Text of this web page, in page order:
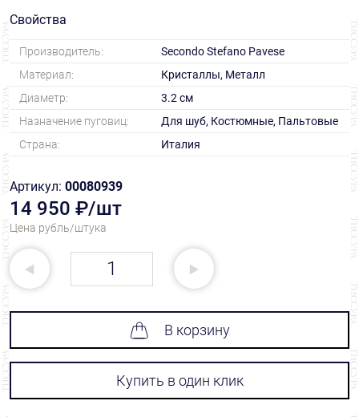
Свойства
Производитель:
Secondo Stefano Pavese
Материал:
Кристаллы, Металл
Диаметр:
3.2 см
Назначение пуговиц:
Для шуб, Костюмные, Пальтовые
Страна:
Италия
Артикул: 00080939
14 950 ₽/шт
Цена рубль/штука
В корзину
Купить в один клик